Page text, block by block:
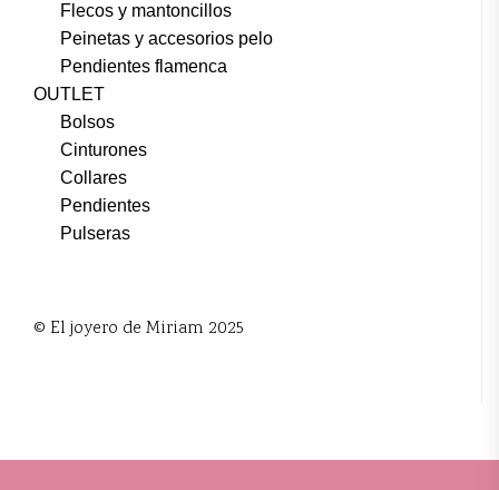
Flecos y mantoncillos
Peinetas y accesorios pelo
Pendientes flamenca
OUTLET
Bolsos
Cinturones
Collares
Pendientes
Pulseras
© El joyero de Miriam 2025